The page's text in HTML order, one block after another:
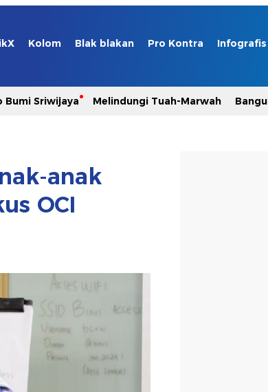
Kolom Blak blakan Pro Kontra Infografis
Bumi Sriwijaya Melindungi Tuah-Marwah
anak
OCI